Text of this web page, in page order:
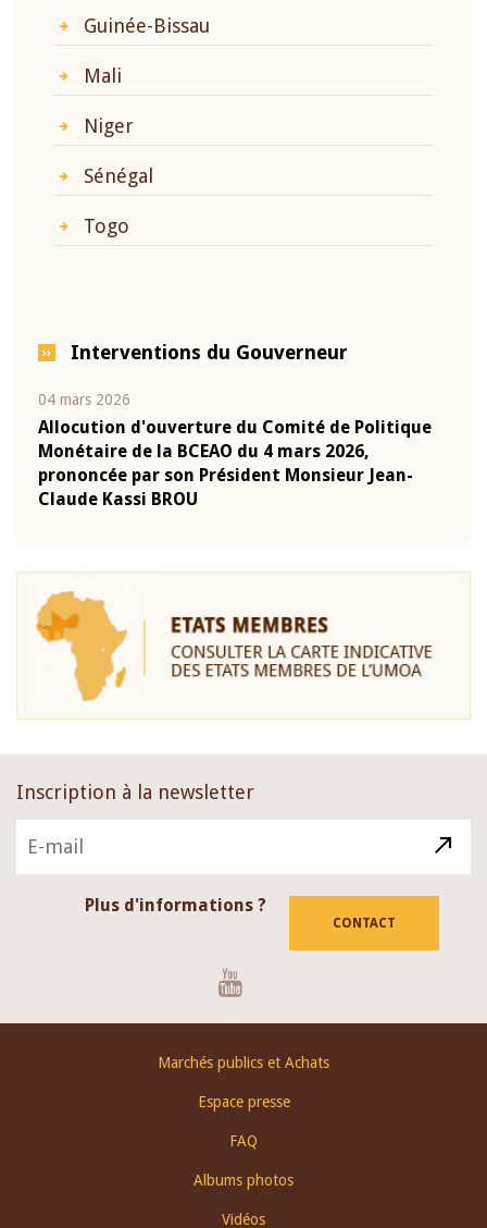
Guinée-Bissau
Mali
Niger
Sénégal
Togo
Interventions du Gouverneur
04 mars 2026
Allocution d'ouverture du Comité de Politique
Monétaire de la BCEAO du 4 mars 2026,
prononcée par son Président Monsieur Jean-
Claude Kassi BROU
Inscription à la newsletter
Plus d'informations ?
CONTACT
Marchés publics et Achats
Espace presse
FAQ
Albums photos
Vidéos